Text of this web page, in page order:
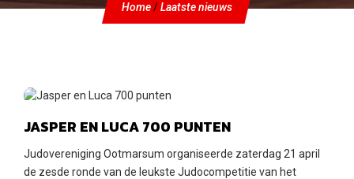
Home/Laatste nieuws
Zaterdag 21 april 2018
JASPER EN LUCA 700 PUNTEN
Judovereniging Ootmarsum organiseerde zaterdag 21 april
de zesde ronde van de leukste Judocompetitie van het